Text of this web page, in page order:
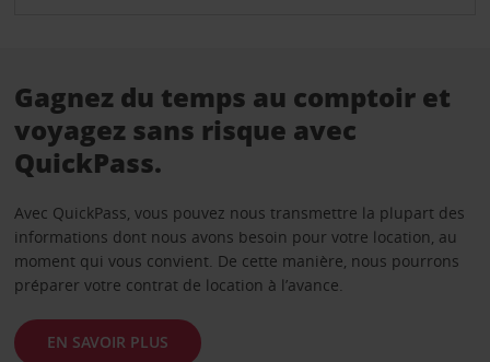
Gagnez du temps au comptoir et
voyagez sans risque avec
QuickPass.
Avec QuickPass, vous pouvez nous transmettre la plupart des
informations dont nous avons besoin pour votre location, au
moment qui vous convient. De cette manière, nous pourrons
préparer votre contrat de location à l’avance.
EN SAVOIR PLUS